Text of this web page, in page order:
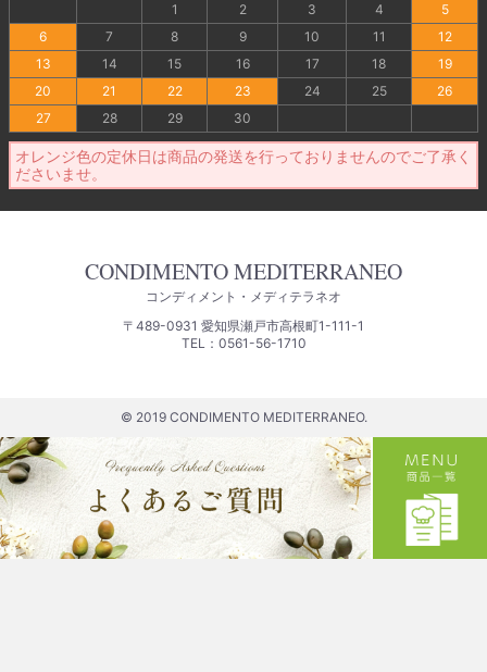
1
2 3 4
5
6
7 8 9 10 11
12
13
14 15 16 17 18
19
20
21 22 23 24 25
26
27
28 29 30
オレンジ色の定休日は商品の発送を行っておりませんのでご了承く
ださいませ。
CONDIMENTO MEDITERRANEO
コンディメント・メディテラネオ
〒489-0931 愛知県瀬戸市高根町1-111-1
TEL：0561-56-1710
© 2019 CONDIMENTO MEDITERRANEO.